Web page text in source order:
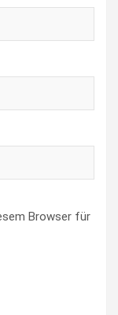
Browser für